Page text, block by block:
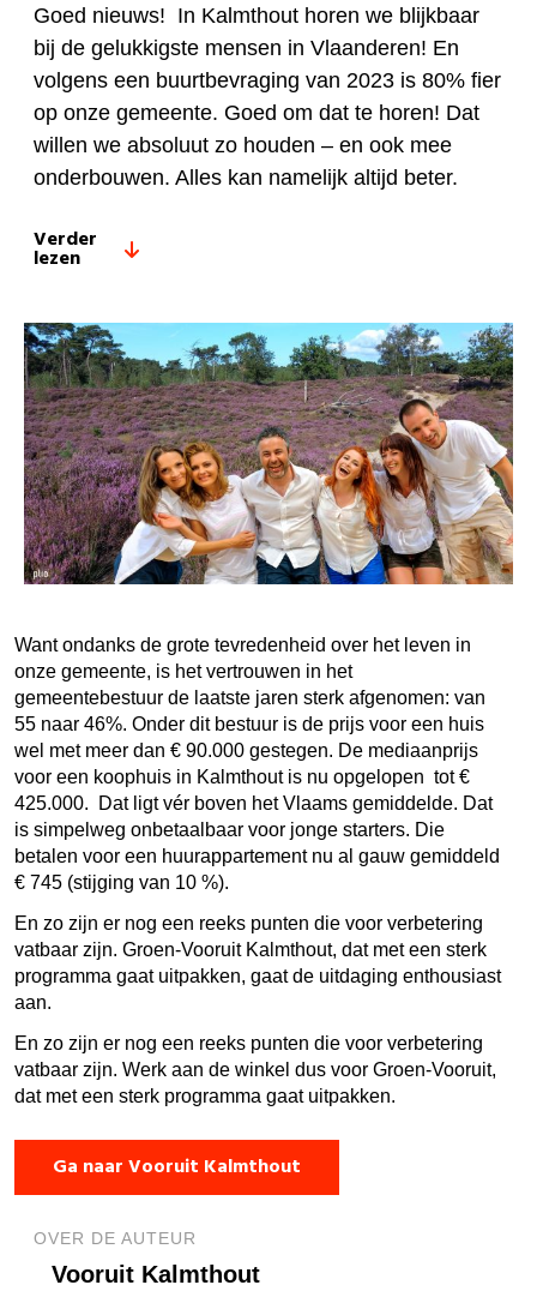
Goed nieuws! In Kalmthout horen we blijkbaar
bij de gelukkigste mensen in Vlaanderen! En
volgens een buurtbevraging van 2023 is 80% fier
op onze gemeente. Goed om dat te horen! Dat
willen we absoluut zo houden – en ook mee
onderbouwen. Alles kan namelijk altijd beter.
Verder
lezen
Want ondanks de grote tevredenheid over het leven in
onze gemeente, is het vertrouwen in het
gemeentebestuur de laatste jaren sterk afgenomen: van
55 naar 46%. Onder dit bestuur is de prijs voor een huis
wel met meer dan € 90.000 gestegen. De mediaanprijs
voor een koophuis in Kalmthout is nu opgelopen tot €
425.000. Dat ligt vér boven het Vlaams gemiddelde. Dat
is simpelweg onbetaalbaar voor jonge starters. Die
betalen voor een huurappartement nu al gauw gemiddeld
€ 745 (stijging van 10 %).
En zo zijn er nog een reeks punten die voor verbetering
vatbaar zijn. Groen-Vooruit Kalmthout, dat met een sterk
programma gaat uitpakken, gaat de uitdaging enthousiast
aan.
En zo zijn er nog een reeks punten die voor verbetering
vatbaar zijn. Werk aan de winkel dus voor Groen-Vooruit,
dat met een sterk programma gaat uitpakken.
Ga naar Vooruit Kalmthout
OVER DE AUTEUR
Vooruit Kalmthout